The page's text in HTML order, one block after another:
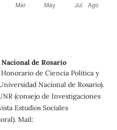
de Rosario
de Ciencia Política y
Nacional de Rosario).
(consejo de Investigaciones
Estudios Sociales
Mail: